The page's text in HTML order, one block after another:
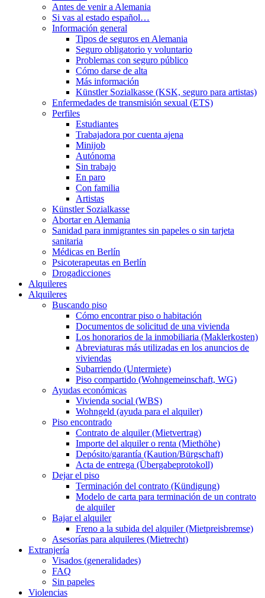
Antes de venir a Alemania
Si vas al estado español…
Información general
Tipos de seguros en Alemania
Seguro obligatorio y voluntario
Problemas con seguro público
Cómo darse de alta
Más información
Künstler Sozialkasse (KSK, seguro para artistas)
Enfermedades de transmisión sexual (ETS)
Perfiles
Estudiantes
Trabajadora por cuenta ajena
Minijob
Autónoma
Sin trabajo
En paro
Con familia
Artistas
Künstler Sozialkasse
Abortar en Alemania
Sanidad para inmigrantes sin papeles o sin tarjeta
sanitaria
Médicas en Berlín
Psicoterapeutas en Berlín
Drogadicciones
Alquileres
Alquileres
Buscando piso
Cómo encontrar piso o habitación
Documentos de solicitud de una vivienda
Los honorarios de la inmobiliaria (Maklerkosten)
Abreviaturas más utilizadas en los anuncios de
viviendas
Subarriendo (Untermiete)
Piso compartido (Wohngemeinschaft, WG)
Ayudas económicas
Vivienda social (WBS)
Wohngeld (ayuda para el alquiler)
Piso encontrado
Contrato de alquiler (Mietvertrag)
Importe del alquiler o renta (Miethöhe)
Depósito/garantía (Kaution/Bürgschaft)
Acta de entrega (Übergabeprotokoll)
Dejar el piso
Terminación del contrato (Kündigung)
Modelo de carta para terminación de un contrato
de alquiler
Bajar el alquiler
Freno a la subida del alquiler (Mietpreisbremse)
Asesorías para alquileres (Mietrecht)
Extranjería
Visados (generalidades)
FAQ
Sin papeles
Violencias